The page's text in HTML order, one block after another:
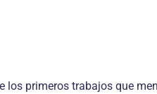
primeros trabajos que